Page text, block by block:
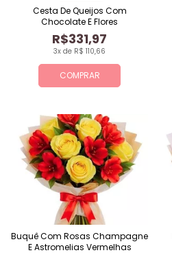
COMPRAR
3x de R$ 110,66
R$331,97
Cesta De Queijos Com
Chocolate E Flores
Buquê Com Rosas Champagne
E Astromelias Vermelhas